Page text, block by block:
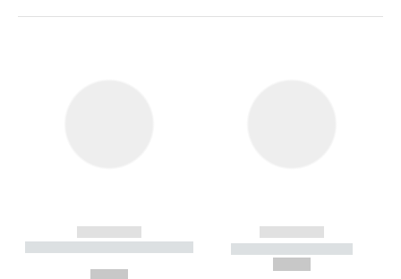
------------
----------- ----------- --------
------------
----------- -----------